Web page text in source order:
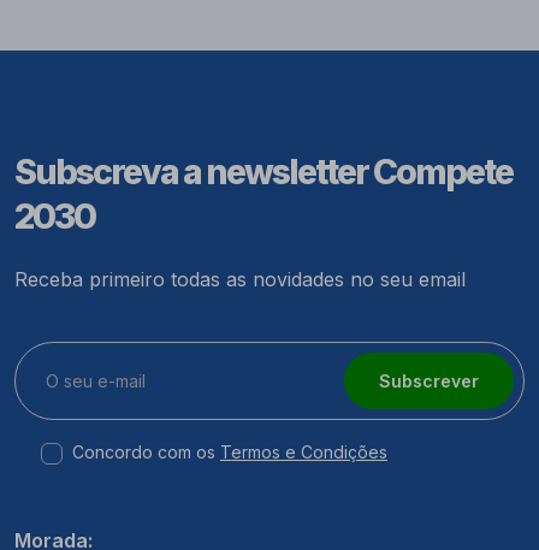
Subscreva a newsletter Compete
2030
Receba primeiro todas as novidades no seu email
Subscrever
Concordo com os Termos e Condições
Morada: